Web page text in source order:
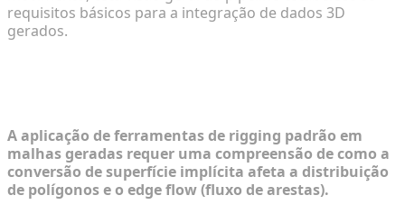
requisitos básicos para a integração de dados 3D
gerados.
A aplicação de ferramentas de rigging padrão em
malhas geradas requer uma compreensão de como a
conversão de superfície implícita afeta a distribuição
de polígonos e o edge flow (fluxo de arestas).